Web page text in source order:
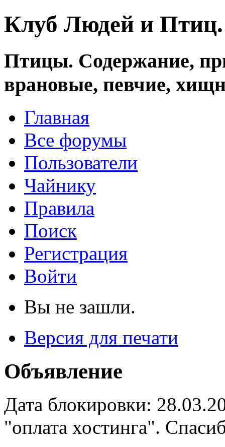
Клуб Людей и
Птицы. Содержание,
врановые, певчие,
Главная
Все форумы
Пользователи
Чайнику
Правила
Поиск
Регистрация
Войти
Вы не зашли.
Версия для печати
Объявление
Дата блокировки:
"оплата хостинга".